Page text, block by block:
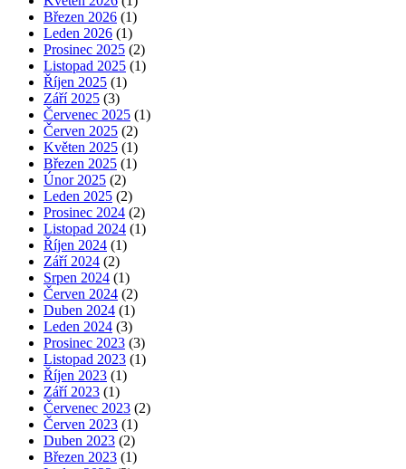
Březen 2026 (1)
Leden 2026 (1)
Prosinec 2025 (2)
Listopad 2025 (1)
Říjen 2025 (1)
Září 2025 (3)
Červenec 2025 (1)
Červen 2025 (2)
Květen 2025 (1)
Březen 2025 (1)
Únor 2025 (2)
Leden 2025 (2)
Prosinec 2024 (2)
Listopad 2024 (1)
Říjen 2024 (1)
Září 2024 (2)
Srpen 2024 (1)
Červen 2024 (2)
Duben 2024 (1)
Leden 2024 (3)
Prosinec 2023 (3)
Listopad 2023 (1)
Říjen 2023 (1)
Září 2023 (1)
Červenec 2023 (2)
Červen 2023 (1)
Duben 2023 (2)
Březen 2023 (1)